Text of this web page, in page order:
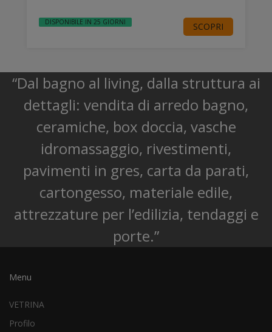
DISPONIBILE IN 25 GIORNI SCOPRI
“Dal bagno al living, dalla struttura ai
dettagli: vendita di arredo bagno,
ceramiche, box doccia, vasche
idromassaggio, rivestimenti,
pavimenti in gres, carta da parati,
cartongesso, materiale edile,
attrezzature per l’edilizia, tendaggi e
porte.”
Menu
VETRINA
Profilo